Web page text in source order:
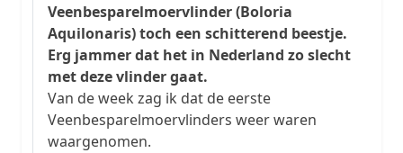
Veenbesparelmoervlinder (Boloria
Aquilonaris) toch een schitterend beestje.
Erg jammer dat het in Nederland zo slecht
met deze vlinder gaat.
Van de week zag ik dat de eerste
Veenbesparelmoervlinders weer waren
waargenomen.